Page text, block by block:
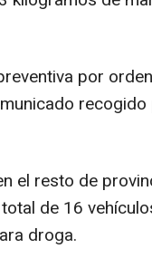
por
el resto de
de 16
droga.